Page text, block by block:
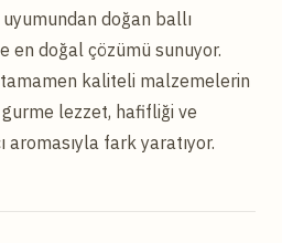
doğan ballı
en doğal çözümü sunuyor.
kaliteli malzemelerin
lezzet, hafifliği ve
aromasıyla fark yaratıyor.